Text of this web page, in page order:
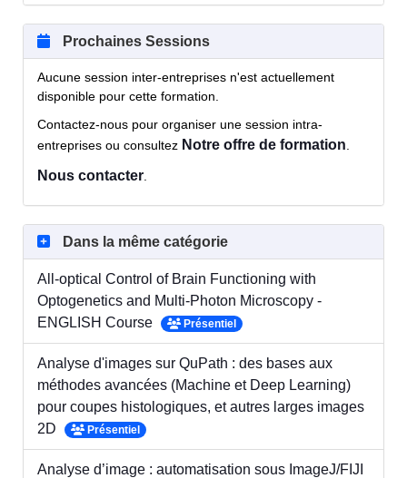
Prochaines Sessions
Aucune session inter-entreprises n'est actuellement
disponible pour cette formation.
Contactez-nous pour organiser une session intra-
entreprises ou consultez Notre offre de formation
Nous contacter
Dans la même catégorie
All-optical Control of Brain Functioning with
Optogenetics and Multi-Photon Microscopy -
ENGLISH Course
Présentiel
Analyse d'images sur QuPath : des bases aux
méthodes avancées (Machine et Deep Learning)
pour coupes histologiques, et autres larges images
2D
Présentiel
Analyse d’image : automatisation sous ImageJ/FIJI